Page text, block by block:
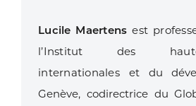
Lucile Maertens est
l’Institut des
internationales et du
Genève, codirectrice du